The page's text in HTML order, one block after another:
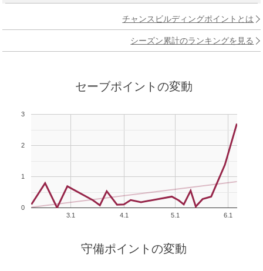
チャンスビルディングポイントとは
シーズン累計のランキングを見る
セーブポイントの変動
3.1 4.1 5.1 6.1
0
1
2
3
守備ポイントの変動